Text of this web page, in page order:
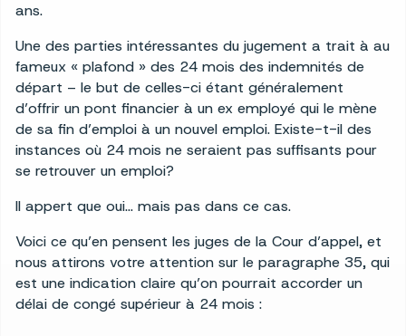
ans.
Une des parties intéressantes du jugement a trait à au
fameux « plafond » des 24 mois des indemnités de
départ – le but de celles-ci étant généralement
d’offrir un pont financier à un ex employé qui le mène
de sa fin d’emploi à un nouvel emploi. Existe-t-il des
instances où 24 mois ne seraient pas suffisants pour
se retrouver un emploi?
Il appert que oui… mais pas dans ce cas.
Voici ce qu’en pensent les juges de la Cour d’appel, et
nous attirons votre attention sur le paragraphe 35, qui
est une indication claire qu’on pourrait accorder un
délai de congé supérieur à 24 mois :